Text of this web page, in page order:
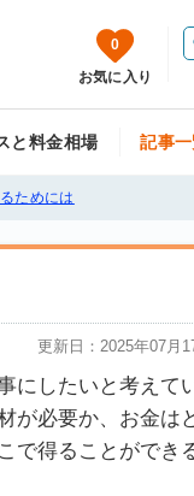
0
お気に入り
と料金相場 記事
ためには
更新日： 2025年07月
にしたいと考えて
が必要か、お金は
で得ることができ